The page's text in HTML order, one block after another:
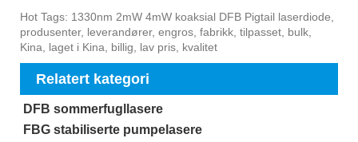
Hot Tags: 1330nm 2mW 4mW koaksial DFB Pigtail laserdiode,
produsenter, leverandører, engros, fabrikk, tilpasset, bulk,
Kina, laget i Kina, billig, lav pris, kvalitet
Relatert kategori
DFB sommerfugllasere
FBG stabiliserte pumpelasere